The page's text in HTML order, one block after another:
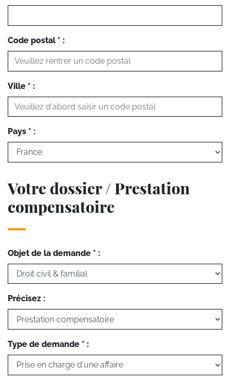
Code postal * :
Ville * :
Pays * :
Votre dossier / Prestation
compensatoire
Objet de la demande * :
Précisez :
Type de demande * :